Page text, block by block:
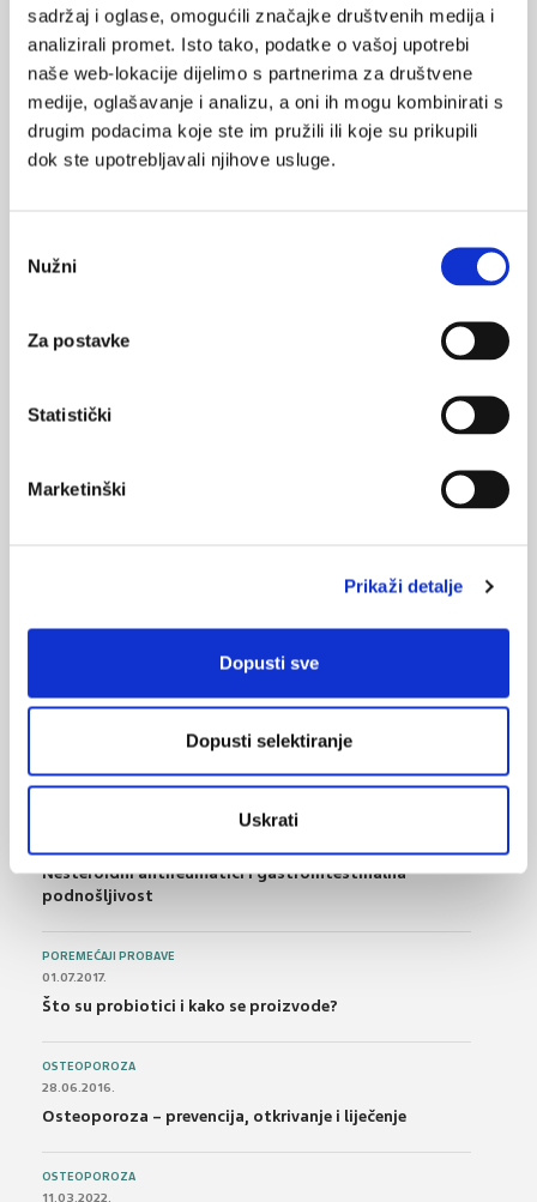
sadržaj i oglase, omogućili značajke društvenih medija i
analizirali promet. Isto tako, podatke o vašoj upotrebi
naše web-lokacije dijelimo s partnerima za društvene
medije, oglašavanje i analizu, a oni ih mogu kombinirati s
drugim podacima koje ste im pružili ili koje su prikupili
dok ste upotrebljavali njihove usluge.
pristanka
Nužni
Za postavke
Statistički
Marketinški
Prikaži detalje
Dopusti sve
Dopusti selektiranje
Uskrati
VEZANI SADRŽAJ
29.09.2023.
Ljudi s dugim COVID-19 imaju specifične biomarkere u
krvi
varijante B.1.1.529
28.01.2022.
BOL
Nesteroidni antireumatici i gastrointestinalna
podnošljivost
POREMEĆAJI PROBAVE
01.07.2017.
Što su probiotici i kako se proizvode?
OSTEOPOROZA
28.06.2016.
Osteoporoza – prevencija, otkrivanje i liječenje
OSTEOPOROZA
11.03.2022.